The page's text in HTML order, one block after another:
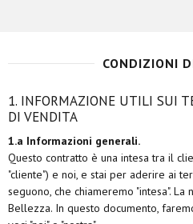
CONDIZIONI
1. INFORMAZIONE UTILI SUI
DI VENDITA
1.a Informazioni generali.
Questo contratto è una intesa tra il
"cliente") e noi, e stai per aderire ai
seguono, che chiameremo "intesa".
Bellezza. In questo documento,